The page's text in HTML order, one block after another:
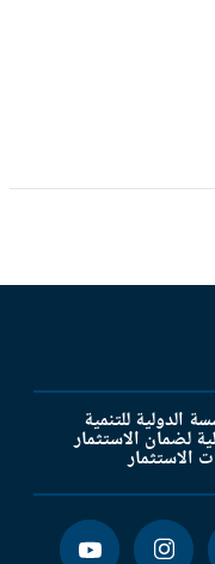
الدولية للتنمية
لضمان الاستثمار
الاستثمار